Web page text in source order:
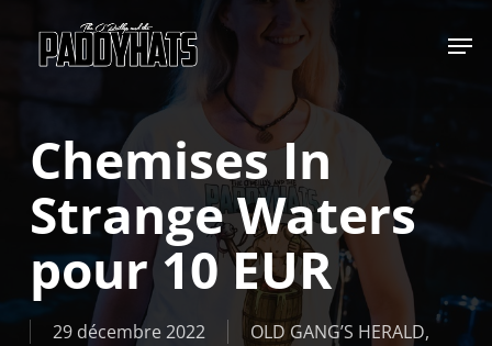
Jump to
Chemises In
Strange Waters
pour 10 EUR
29 décembre 2022 OLD GANG’S HERALD,